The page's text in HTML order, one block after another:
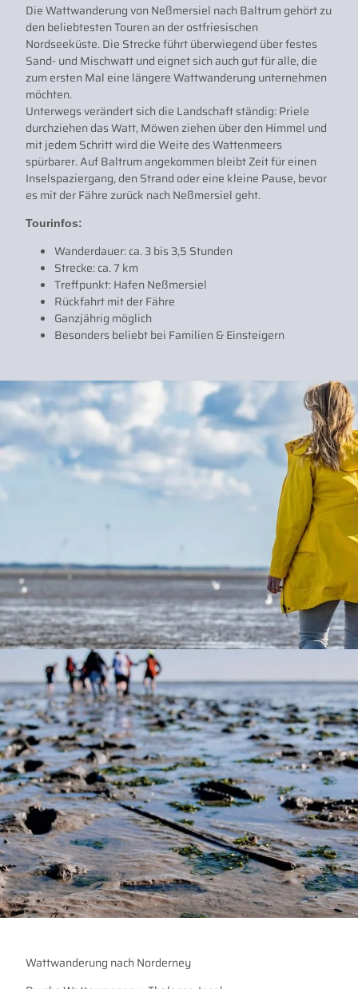
Die Wattwanderung von Neßmersiel nach Baltrum gehört zu
den beliebtesten Touren an der ostfriesischen
Nordseeküste. Die Strecke führt überwiegend über festes
Sand- und Mischwatt und eignet sich auch gut für alle, die
zum ersten Mal eine längere Wattwanderung unternehmen
möchten.
Unterwegs verändert sich die Landschaft ständig: Priele
durchziehen das Watt, Möwen ziehen über den Himmel und
mit jedem Schritt wird die Weite des Wattenmeers
spürbarer. Auf Baltrum angekommen bleibt Zeit für einen
Inselspaziergang, den Strand oder eine kleine Pause, bevor
es mit der Fähre zurück nach Neßmersiel geht.
Tourinfos:
Wanderdauer: ca. 3 bis 3,5 Stunden
Strecke: ca. 7 km
Treffpunkt: Hafen Neßmersiel
Rückfahrt mit der Fähre
Ganzjährig möglich
Besonders beliebt bei Familien & Einsteigern
Wattwanderung nach Norderney